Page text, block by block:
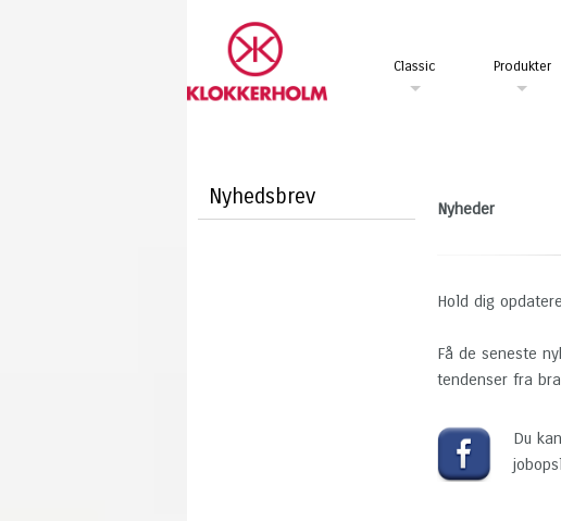
Classic Produkter
Nyhedsbrev Nyheder
Hold dig
Få de seneste
tendenser fra
Du